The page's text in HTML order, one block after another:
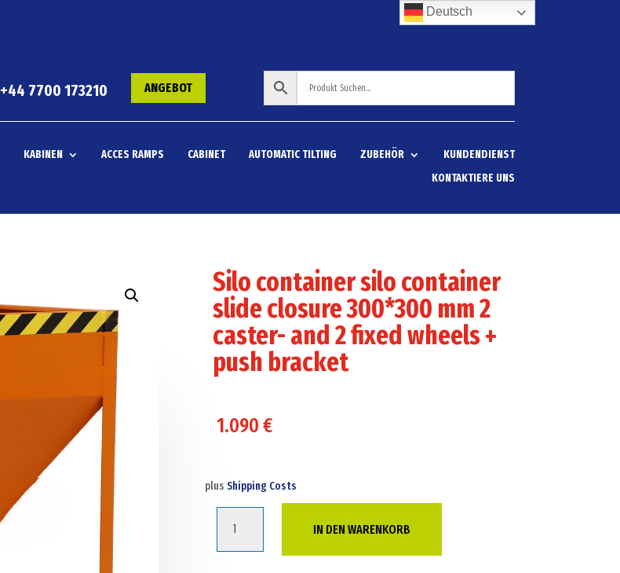
+44 7700 173210 ANGEBOT
KABINEN ACCES RAMPS CABINET AUTOMATIC TILTING ZUBEHÖR
KUNDENDIENST
KONTAKTIERE UNS
Silo container silo container
slide closure 300*300 mm 2
caster- and 2 fixed wheels +
push bracket
1.090€
plus Shipping Costs
IN DEN WARENKORB
Deutsch